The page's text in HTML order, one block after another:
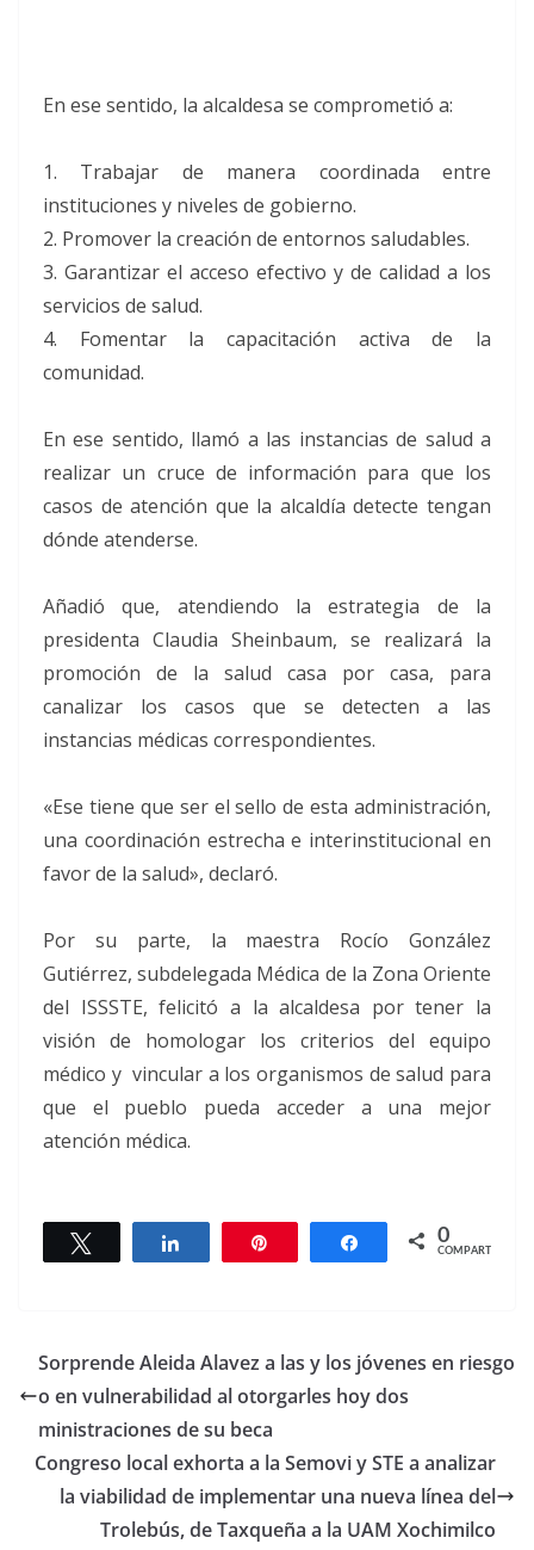
En ese sentido, la alcaldesa se comprometió a:
1. Trabajar de manera coordinada entre
instituciones y niveles de gobierno.
2. Promover la creación de entornos saludables.
3. Garantizar el acceso efectivo y de calidad a los
servicios de salud.
4. Fomentar la capacitación activa de la
comunidad.
En ese sentido, llamó a las instancias de salud a
realizar un cruce de información para que los
casos de atención que la alcaldía detecte tengan
dónde atenderse.
Añadió que, atendiendo la estrategia de la
presidenta Claudia Sheinbaum, se realizará la
promoción de la salud casa por casa, para
canalizar los casos que se detecten a las
instancias médicas correspondientes.
«Ese tiene que ser el sello de esta administración,
una coordinación estrecha e interinstitucional en
favor de la salud», declaró.
Por su parte, la maestra Rocío González
Gutiérrez, subdelegada Médica de la Zona Oriente
del ISSSTE, felicitó a la alcaldesa por tener la
visión de homologar los criterios del equipo
médico y vincular a los organismos de salud para
que el pueblo pueda acceder a una mejor
atención médica.
Twittear Compartir Compartir
0
COMPARTIR
Sorprende Aleida Alavez a las y los jóvenes en riesgo
o en vulnerabilidad al otorgarles hoy dos
ministraciones de su beca
Congreso local exhorta a la Semovi y STE a analizar
la viabilidad de implementar una nueva línea del
Trolebús, de Taxqueña a la UAM Xochimilco